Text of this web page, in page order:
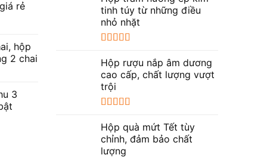
tạo ra ấn tượng tích cực khi khách hàng nhận
bại trải nghiệm đặc biệt cho khách hàng,
còn là công cụ quảng cáo mạnh mẽ và tiêu
ưu điểm trên, doanh nghiệp có thể xây
quả kinh doanh và phát triển thương hiệu
rẻ
hộp
2 chai
3
sao
tinh túy từ những điều
nhỏ nhặt
hạng 5.005
sao
Hộp rượu nắp âm dương
cao cấp, chất lượng vượt
trội
hạng 5.005
sao
Hộp quà mứt Tết tùy
chỉnh, đảm bảo chất
lượng